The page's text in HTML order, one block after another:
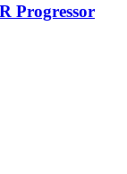
Progressor